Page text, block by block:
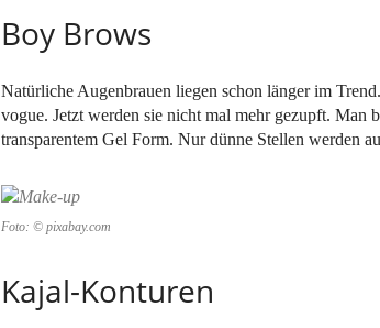
Boy Brows
Natürliche Augenbrauen liegen schon länger im
vogue. Jetzt werden sie nicht mal mehr gezupft. Man
transparentem Gel Form. Nur dünne Stellen werden
Foto: © pixabay.com
Kajal-Konturen